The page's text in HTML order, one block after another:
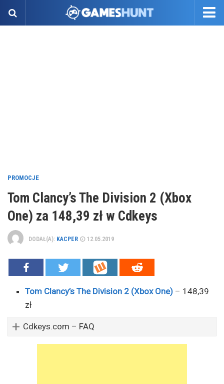
PROMOCJE
Tom Clancy’s The Division 2 (Xbox
One) za 148,39 zł w Cdkeys
DODAŁ(A): KACPER 12.05.2019
Tom Clancy’s The Division 2 (Xbox One) – 148,39
zł
Cdkeys.com – FAQ